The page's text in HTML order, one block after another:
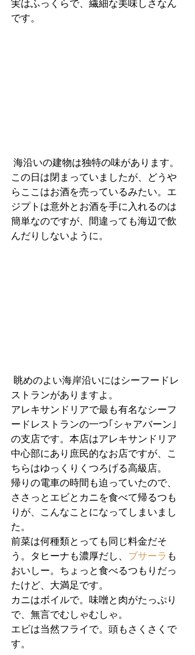
実はふっくらで、繊細な美味しさなん
です。
この日は閉まっていましたが、どうや
らここはお酒を売っているみたい。エ
ジプトは意外とお酒を手に入れるのは
簡単なのですが、間違っても海辺で飲
んだりしないように。
ストランがありますよ。
アレキサンドリアで最も有名なシーフ
ードレストランの一つ｢シャアバーン｣
の支店です。本店はアレキサンドリア
中心部にあり庶民的なお店ですが、こ
ちらはゆっくりくつろげる高級店。
帰りの電車の時間も迫っていたので、
ささっとエビとカニを食べて帰るつも
りが、こんなことになってしまいまし
た。
前菜は何種類とっても同じ料金だそ
う。タヒーナも濃厚だし、 ブサーラ も
おいしー。ちょっと食べるつもりだっ
たけど、大満足です。
カニはボイルで。味噌と肉がたっぷり
で、無言でむしゃむしゃ。
エビは当然フライで。頭もさくさくで
す。